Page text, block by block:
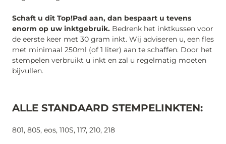
Schaft u dit Top!Pad aan, dan bespaart u tevens
enorm op uw inktgebruik. Bedrenk het inktkussen voor
de eerste keer met 30 gram inkt. Wij adviseren u, een fles
met minimaal 250ml (of 1 liter) aan te schaffen. Door het
stempelen verbruikt u inkt en zal u regelmatig moeten
bijvullen.
ALLE STANDAARD STEMPELINKTEN:
801, 805, eos, 110S, 117, 210, 218